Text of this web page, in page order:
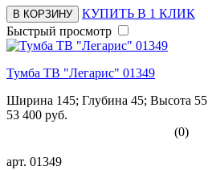
В КОРЗИНУ
КУПИТЬ В 1 КЛИК
Быстрый просмотр
Тумба ТВ "Легарис" 01349
Ширина 145; Глубина 45; Высота 55
53 400 руб.
(0)
арт. 01349